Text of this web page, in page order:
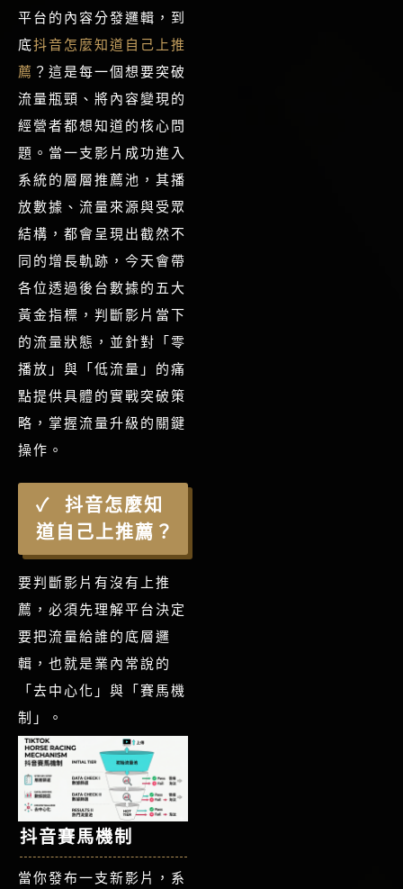
平台的內容分發邏輯，到
底抖音怎麼知道自己上推
薦 ？這是每一個想要突破
流量瓶頸、將內容變現的
經營者都想知道的核心問
題。當一支影片成功進入
系統的層層推薦池，其播
放數據、流量來源與受眾
結構，都會呈現出截然不
同的增長軌跡，今天會帶
各位透過後台數據的五大
黃金指標，判斷影片當下
的流量狀態，並針對「零
播放」與「低流量」的痛
點提供具體的實戰突破策
略，掌握流量升級的關鍵
操作。
抖音怎麼知
道自己上推薦？
要判斷影片有沒有上推
薦，必須先理解平台決定
要把流量給誰的底層邏
輯，也就是業內常說的
「去中心化」與「賽馬機
制」。
抖音賽馬機制
當你發布一支新影片，系